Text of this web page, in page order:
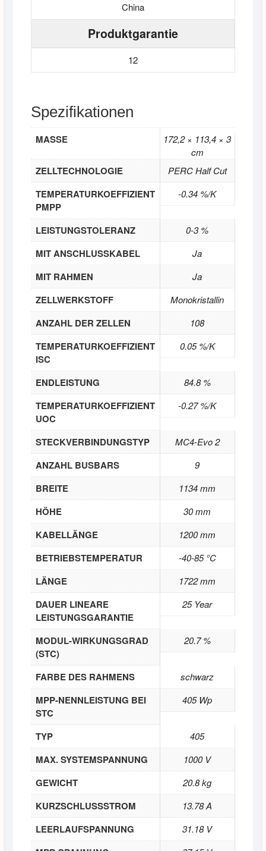
China
Produktgarantie
12
Spezifikationen
MASSE
172,2 × 113,4 × 3
cm
ZELLTECHNOLOGIE PERC Half Cut
TEMPERATURKOEFFIZIENT
PMPP
-0.34 %/K
LEISTUNGSTOLERANZ 0-3 %
MIT ANSCHLUSSKABEL Ja
MIT RAHMEN Ja
ZELLWERKSTOFF Monokristallin
ANZAHL DER ZELLEN 108
TEMPERATURKOEFFIZIENT
ISC
0.05 %/K
ENDLEISTUNG 84.8 %
TEMPERATURKOEFFIZIENT
UOC
-0.27 %/K
STECKVERBINDUNGSTYP MC4-Evo 2
ANZAHL BUSBARS 9
BREITE 1134 mm
HÖHE 30 mm
KABELLÄNGE 1200 mm
BETRIEBSTEMPERATUR -40-85 °C
LÄNGE 1722 mm
DAUER LINEARE
LEISTUNGSGARANTIE
25 Year
MODUL-WIRKUNGSGRAD
(STC)
20.7 %
FARBE DES RAHMENS schwarz
MPP-NENNLEISTUNG BEI
STC
405 Wp
TYP 405
MAX. SYSTEMSPANNUNG 1000 V
GEWICHT 20.8 kg
KURZSCHLUSSSTROM 13.78 A
LEERLAUFSPANNUNG 31.18 V